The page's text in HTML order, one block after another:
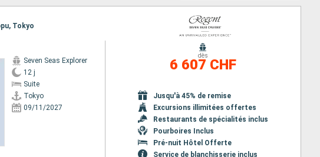
Tokyo
Seven Seas Explorer
12 j
Suite
Tokyo
09/11/2027
dès
6 607 CHF
Jusqu'à 45% de remise
Excursions illimitées offertes
Restaurants de spécialités inclus
Pourboires Inclus
Pré-nuit Hôtel Offerte
Service de blanchisserie inclus